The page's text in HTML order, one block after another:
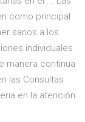
como principal
sanos a los
individuales
manera continua
las Consultas
en la atención